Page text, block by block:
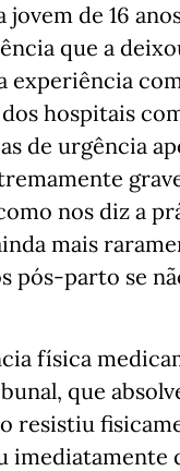
de 16
que a
experiência
hospitais
de urgência
nos diz a
mais
pós-parto se
física
que
resistiu
imediatamente